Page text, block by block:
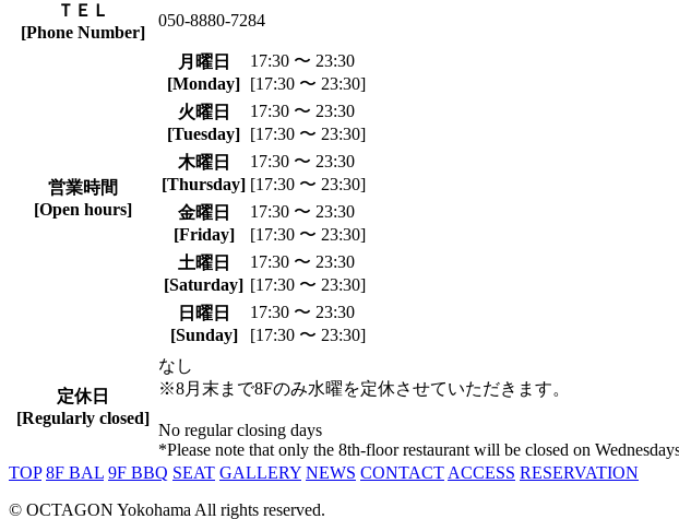
ＴＥＬ
[Phone Number]
050-8880-7284
営業時間
[Open hours]
月曜日
[Monday]
17:30 〜 23:30
[17:30 〜 23:30]
火曜日
[Tuesday]
17:30 〜 23:30
[17:30 〜 23:30]
木曜日
[Thursday]
17:30 〜 23:30
[17:30 〜 23:30]
金曜日
[Friday]
17:30 〜 23:30
[17:30 〜 23:30]
土曜日
[Saturday]
17:30 〜 23:30
[17:30 〜 23:30]
日曜日
[Sunday]
17:30 〜 23:30
[17:30 〜 23:30]
定休日
[Regularly closed]
なし
※8月末まで8Fのみ水曜を定休させていただきます。
No regular closing days
*Please note that only the 8th-floor restaurant will be closed on
TOP 8F BAL 9F BBQ SEAT GALLERY NEWS CONTACT ACCESS RESERVATION
© OCTAGON Yokohama All rights reserved.